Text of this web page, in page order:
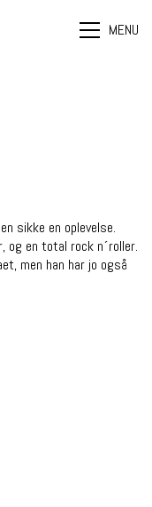
MENU
sikke en oplevelse.
og en total rock n´roller.
men han har jo også